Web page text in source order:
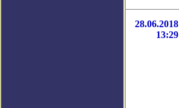
28.06.2018
13:29